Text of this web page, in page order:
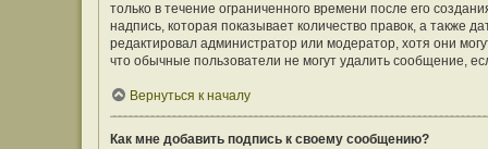
только в течение ограниченного времени после его
надпись, которая показывает количество правок, а также
редактировал администратор или модератор, хотя они
что обычные пользователи не могут удалить сообщение,
Вернуться к началу
Как мне добавить подпись к своему сообщению?